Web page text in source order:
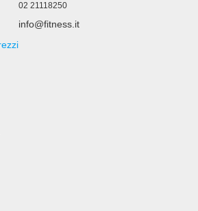
02 21118250
info@fitness.it